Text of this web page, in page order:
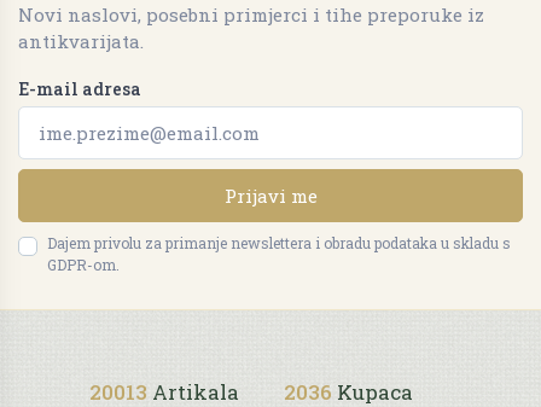
Novi naslovi, posebni primjerci i tihe preporuke iz
antikvarijata.
E-mail adresa
Prijavi me
Dajem privolu za primanje newslettera i obradu podataka u skladu s
GDPR-om.
20013 Artikala 2036 Kupaca